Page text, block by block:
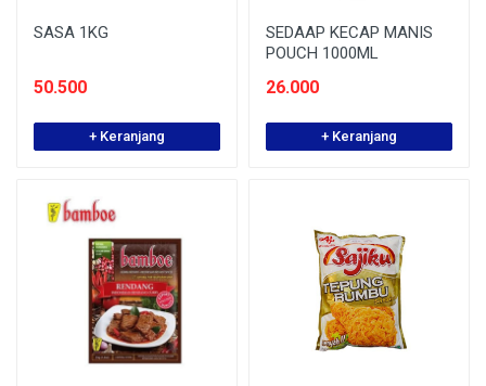
SASA 1KG
50.500
+ Keranjang
SEDAAP KECAP MANIS
POUCH 1000ML
26.000
+ Keranjang